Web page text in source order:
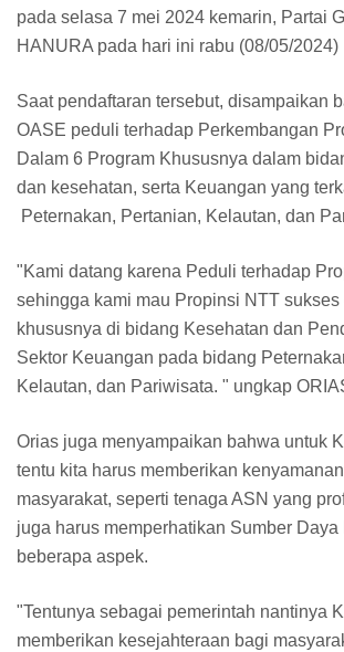
pada selasa 7 mei 2024 kemarin, Partai
HANURA pada hari ini rabu (08/05/2024)
Saat pendaftaran tersebut, disampaikan
OASE peduli terhadap Perkembangan
Dalam 6 Program Khususnya dalam
dan kesehatan, serta Keuangan yang
Peternakan, Pertanian, Kelautan, dan
"Kami datang karena Peduli terhadap
sehingga kami mau Propinsi NTT sukses
khususnya di bidang Kesehatan dan
Sektor Keuangan pada bidang
Kelautan, dan Pariwisata. " ungkap
Orias juga menyampaikan bahwa untuk
tentu kita harus memberikan
masyarakat, seperti tenaga ASN yang
juga harus memperhatikan Sumber Daya
beberapa aspek.
"Tentunya sebagai pemerintah nantinya
memberikan kesejahteraan bagi